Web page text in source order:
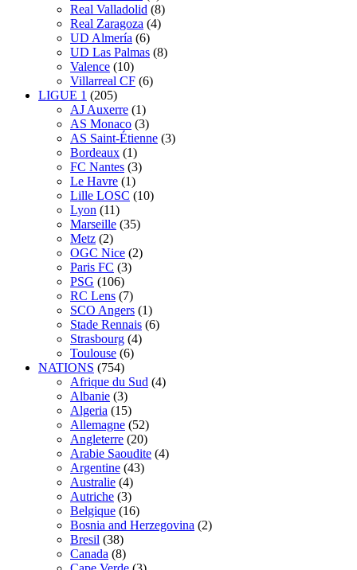
Real Valladolid (8)
Real Zaragoza (4)
UD Almería (6)
UD Las Palmas (8)
Valence (10)
Villarreal CF (6)
LIGUE 1 (205)
AJ Auxerre (1)
AS Monaco (3)
AS Saint-Étienne (3)
Bordeaux (1)
FC Nantes (3)
Le Havre (1)
Lille LOSC (10)
Lyon (11)
Marseille (35)
Metz (2)
OGC Nice (2)
Paris FC (3)
PSG (106)
RC Lens (7)
SCO Angers (1)
Stade Rennais (6)
Strasbourg (4)
Toulouse (6)
NATIONS (754)
Afrique du Sud (4)
Albanie (3)
Algeria (15)
Allemagne (52)
Angleterre (20)
Arabie Saoudite (4)
Argentine (43)
Australie (4)
Autriche (3)
Belgique (16)
Bosnia and Herzegovina (2)
Bresil (38)
Canada (8)